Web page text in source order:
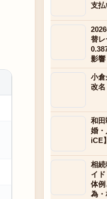
支
替レ
影響
小倉
改名
和
婚
iCE】
相
イ
体
為・